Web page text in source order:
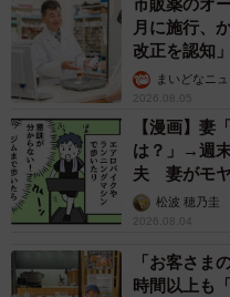
月に施行、
改正を認知
まいどなニ
2026.08.05
【漫画】妻
は？」→週
夫 妻がモヤ
松波 穂乃圭
2026.08.04
「お客さ
時間以上も